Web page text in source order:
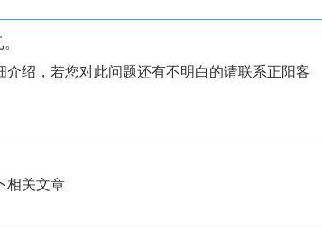
介绍，若您对此问题还有不明白的请联系正阳客
相关文章